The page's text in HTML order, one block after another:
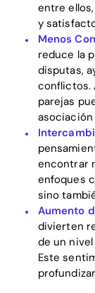
entre
y
Menos
reduce la
disputas,
conflictos.
parejas
asociación
encontrar
enfoques
sino
Aumento
divierten
de un
Este